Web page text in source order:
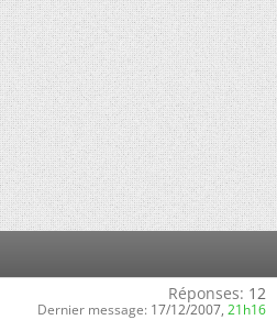
Réponses: 12
Dernier message: 17/12/2007, 21h16